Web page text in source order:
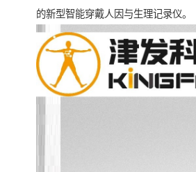
的新型智能穿戴人因与生理记录仪。